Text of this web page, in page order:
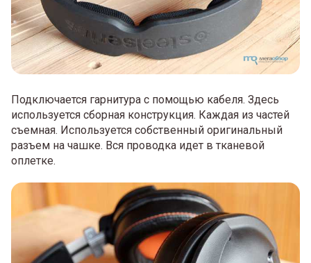
Подключается гарнитура с помощью кабеля. Здесь
используется сборная конструкция. Каждая из частей
съемная. Используется собственный оригинальный
разъем на чашке. Вся проводка идет в тканевой
оплетке.